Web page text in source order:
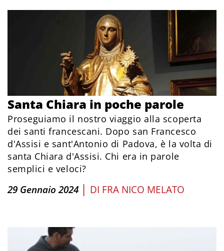
Santa Chiara in poche parole
Proseguiamo il nostro viaggio alla scoperta
dei santi francescani. Dopo san Francesco
d'Assisi e sant'Antonio di Padova, è la volta di
santa Chiara d'Assisi. Chi era in parole
semplici e veloci?
29 Gennaio 2024 | DI FRA NICO MELATO